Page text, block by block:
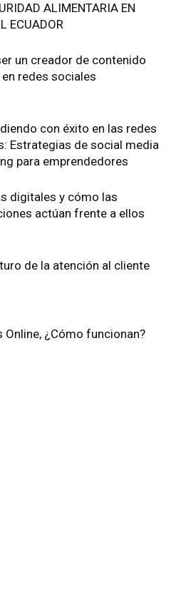
ALIMENTARIA EN
ECUADOR
un creador de contenido
redes sociales
con éxito en las redes
Estrategias de social media
para emprendedores
digitales y cómo las
actúan frente a ellos
de la atención al cliente
Online, ¿Cómo funcionan?